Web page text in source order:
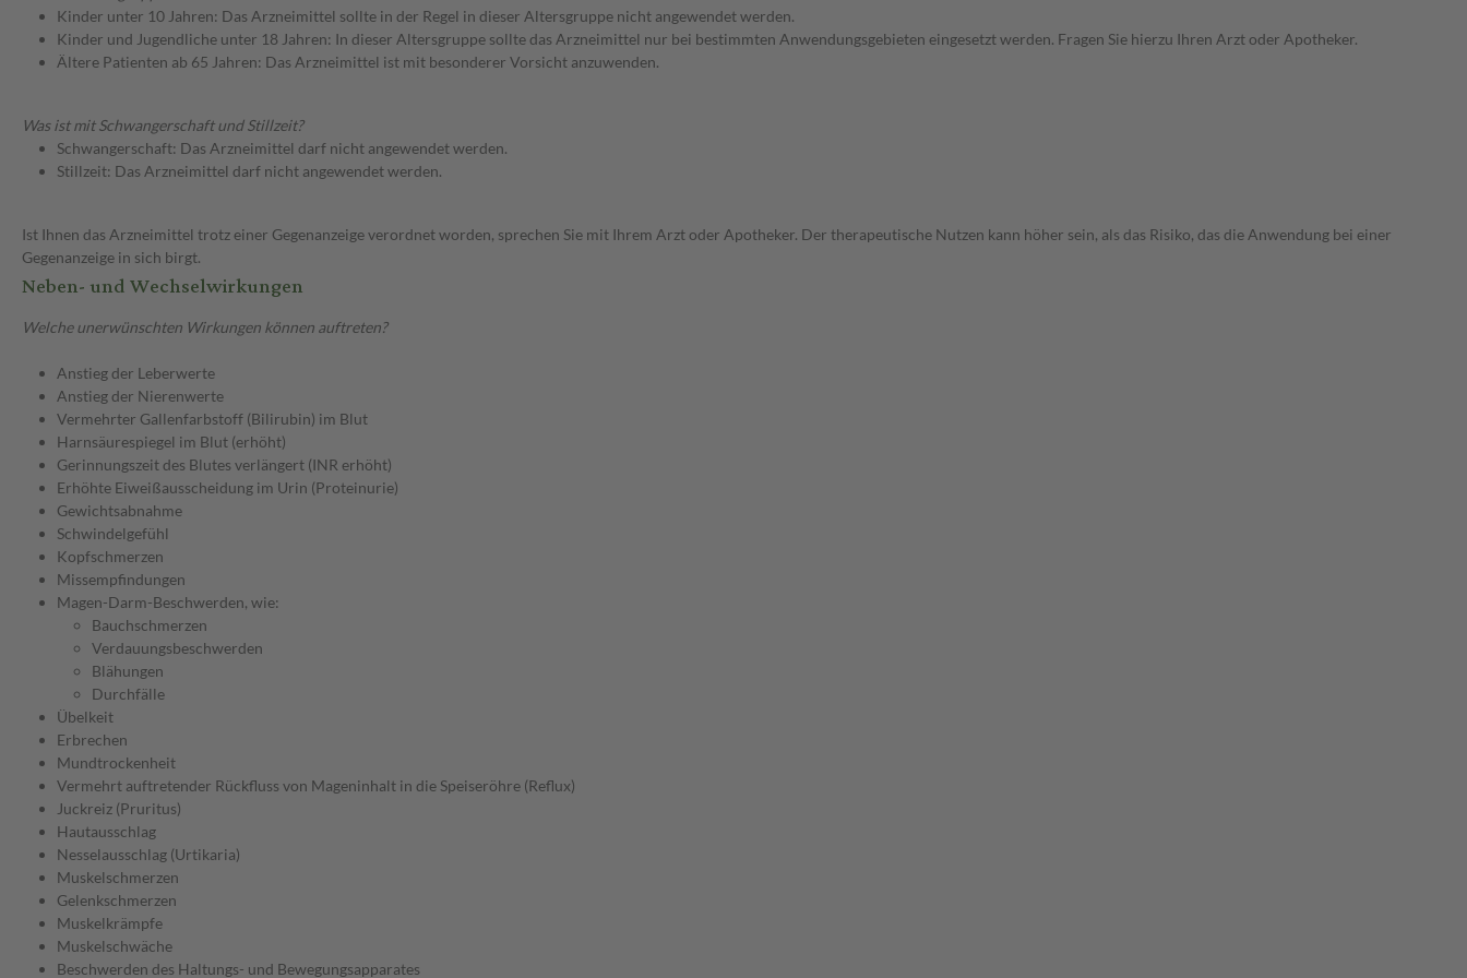
Kinder unter 10 Jahren: Das Arzneimittel sollte in der Regel in dieser Altersgruppe nicht angewendet werden.
Kinder und Jugendliche unter 18 Jahren: In dieser Altersgruppe sollte das Arzneimittel nur bei bestimmten Anwendungsgebieten eingesetzt werden. Fragen Sie hierzu Ihren Arzt oder Apotheker.
Ältere Patienten ab 65 Jahren: Das Arzneimittel ist mit besonderer Vorsicht anzuwenden.
Was ist mit Schwangerschaft und Stillzeit?
Schwangerschaft: Das Arzneimittel darf nicht angewendet werden.
Stillzeit: Das Arzneimittel darf nicht angewendet werden.
Ist Ihnen das Arzneimittel trotz einer Gegenanzeige verordnet worden, sprechen Sie mit Ihrem Arzt oder Apotheker. Der therapeutische Nutzen kann höher sein, als das Risiko, das die Anwendung bei einer
Gegenanzeige in sich birgt.
Neben- und Wechselwirkungen
Welche unerwünschten Wirkungen können auftreten?
Anstieg der Leberwerte
Anstieg der Nierenwerte
Vermehrter Gallenfarbstoff (Bilirubin) im Blut
Harnsäurespiegel im Blut (erhöht)
Gerinnungszeit des Blutes verlängert (INR erhöht)
Erhöhte Eiweißausscheidung im Urin (Proteinurie)
Gewichtsabnahme
Schwindelgefühl
Kopfschmerzen
Missempfindungen
Magen-Darm-Beschwerden, wie:
Bauchschmerzen
Verdauungsbeschwerden
Blähungen
Durchfälle
Übelkeit
Erbrechen
Mundtrockenheit
Vermehrt auftretender Rückfluss von Mageninhalt in die Speiseröhre (Reflux)
Juckreiz (Pruritus)
Hautausschlag
Nesselausschlag (Urtikaria)
Muskelschmerzen
Gelenkschmerzen
Muskelkrämpfe
Muskelschwäche
Beschwerden des Haltungs- und Bewegungsapparates